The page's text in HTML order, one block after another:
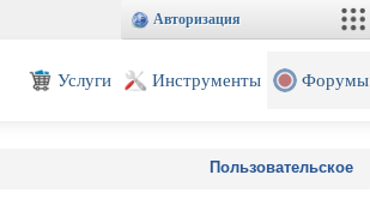
Авторизация
Услуги Инструменты Форумы
Пользовательское